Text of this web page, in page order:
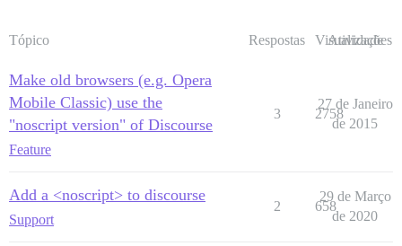
Tópico Respostas Visualizações
Atividade
Make old browsers (e.g. Opera
Mobile Classic) use the
"noscript version" of Discourse
Feature
3 2758
27 de Janeiro
de 2015
Add a <noscript> to discourse
Support
2 658
29 de Março
de 2020